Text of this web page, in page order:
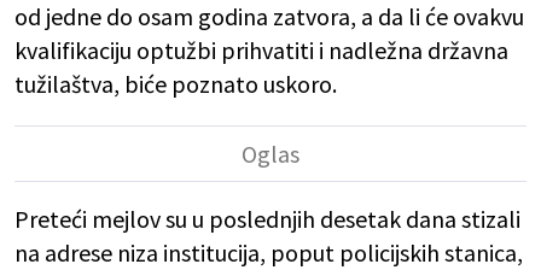
od jedne do osam godina zatvora, a da li će ovakvu
kvalifikaciju optužbi prihvatiti i nadležna državna
tužilaštva, biće poznato uskoro.
Preteći mejlov su u poslednjih desetak dana stizali
na adrese niza institucija, poput policijskih stanica,